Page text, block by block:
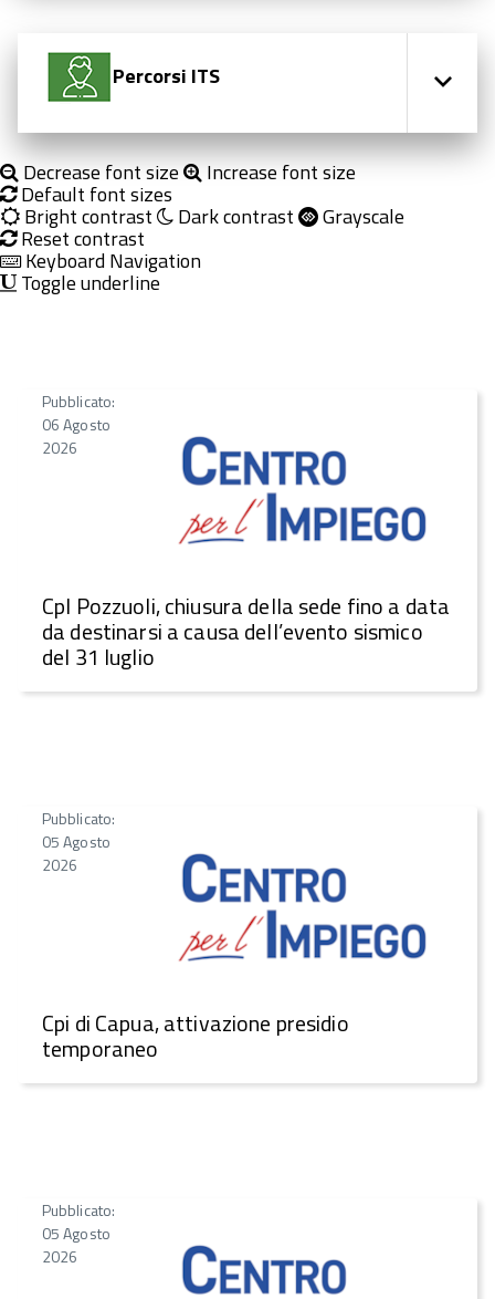
Percorsi ITS
Decrease font size Increase font size
Default font sizes
Bright contrast Dark contrast Grayscale
Reset contrast
Keyboard Navigation
Toggle underline
Pubblicato:
06 Agosto
2026
CpI Pozzuoli, chiusura della sede fino a data
da destinarsi a causa dell’evento sismico
del 31 luglio
Pubblicato:
05 Agosto
2026
Cpi di Capua, attivazione presidio
temporaneo
Pubblicato:
05 Agosto
2026